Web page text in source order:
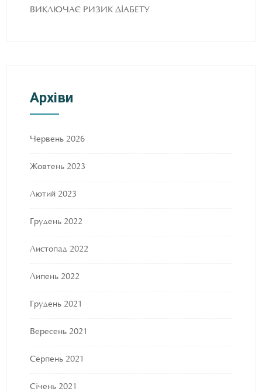
ВИКЛЮЧАЄ РИЗИК ДІАБЕТУ
Архіви
Червень 2026
Жовтень 2023
Лютий 2023
Грудень 2022
Листопад 2022
Липень 2022
Грудень 2021
Вересень 2021
Серпень 2021
Січень 2021